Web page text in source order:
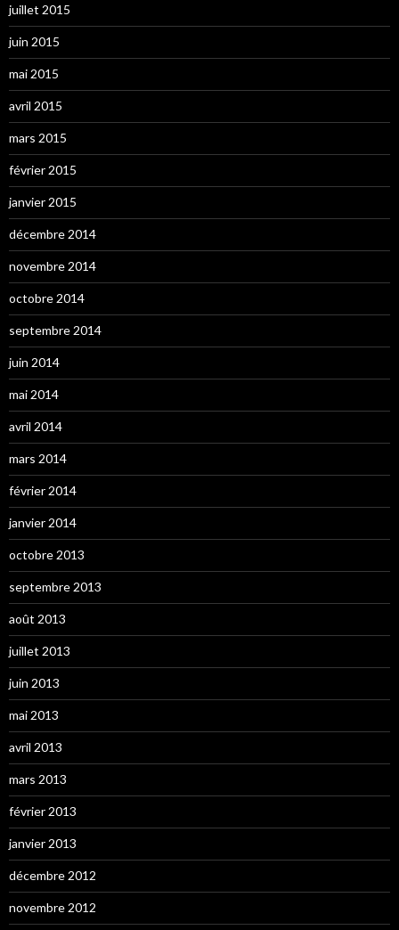
juillet 2015
juin 2015
mai 2015
avril 2015
mars 2015
février 2015
janvier 2015
décembre 2014
novembre 2014
octobre 2014
septembre 2014
juin 2014
mai 2014
avril 2014
mars 2014
février 2014
janvier 2014
octobre 2013
septembre 2013
août 2013
juillet 2013
juin 2013
mai 2013
avril 2013
mars 2013
février 2013
janvier 2013
décembre 2012
novembre 2012